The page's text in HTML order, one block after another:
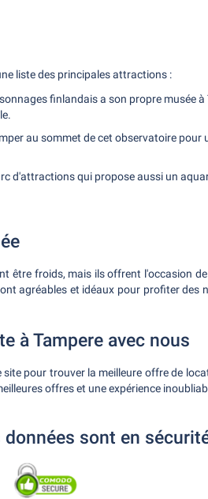
liste des principales attractions :
finlandais a son propre musée
au sommet de cet observatoire pour
d'attractions qui propose aussi un
être froids, mais ils offrent l'occasion
agréables et idéaux pour profiter des
à Tampere avec nous
pour trouver la meilleure offre de
offres et une expérience
données sont en